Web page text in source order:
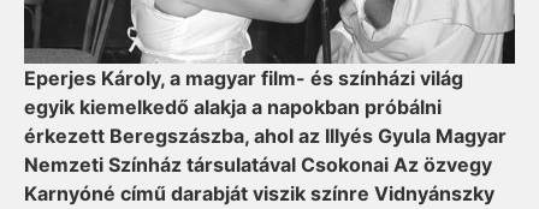
Eperjes Károly, a magyar film- és színházi világ
egyik kiemelkedő alakja a napokban próbálni
érkezett Bereg­szász­ba, ahol az Illyés Gyula Magyar
Nemzeti Színház társulatával Csokonai Az özvegy
Karnyó­né című darabját viszik színre Vidnyánszky